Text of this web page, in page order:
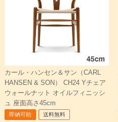
カール・ハンセン＆サン（CARL
HANSEN & SON） CH24 Yチェア
ウォールナット オイルフィニッシ
ュ 座面高さ45cm
即納可能 送料無料